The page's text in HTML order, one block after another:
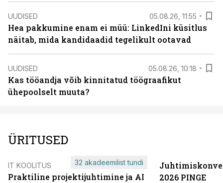
UUDISED 05.08.26, 11:55
Hea pakkumine enam ei müü: LinkedIni küsitlus
näitab, mida kandidaadid tegelikult ootavad
UUDISED 05.08.26, 10:18
Kas tööandja võib kinnitatud töögraafikut
ühepoolselt muuta?
ÜRITUSED
IT KOOLITUS
Praktiline projektijuhtimine ja AI
32 akadeemilist tundi
2026 PINGE